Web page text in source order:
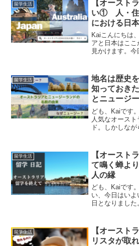
留学生活
【オースト
い① 人・住
における日
違い。
Kaiこんにちは
アと日本はここ
見かけます。
アの違いにつ
金④食べもの⑤
留学生活
地名は歴史
知っておき
とニュージ
来”
ども、Kaiです
人気なオース
ド。しかしなが
化論のダーウ
ではニュージ
留学生活
【オースト
て鳴く蝉よ
人の縁
ども、Kaiです
い、今日はい
日となりまし
人との縁に恵
お世話になっ
留学生活
【オースト
リスタが取